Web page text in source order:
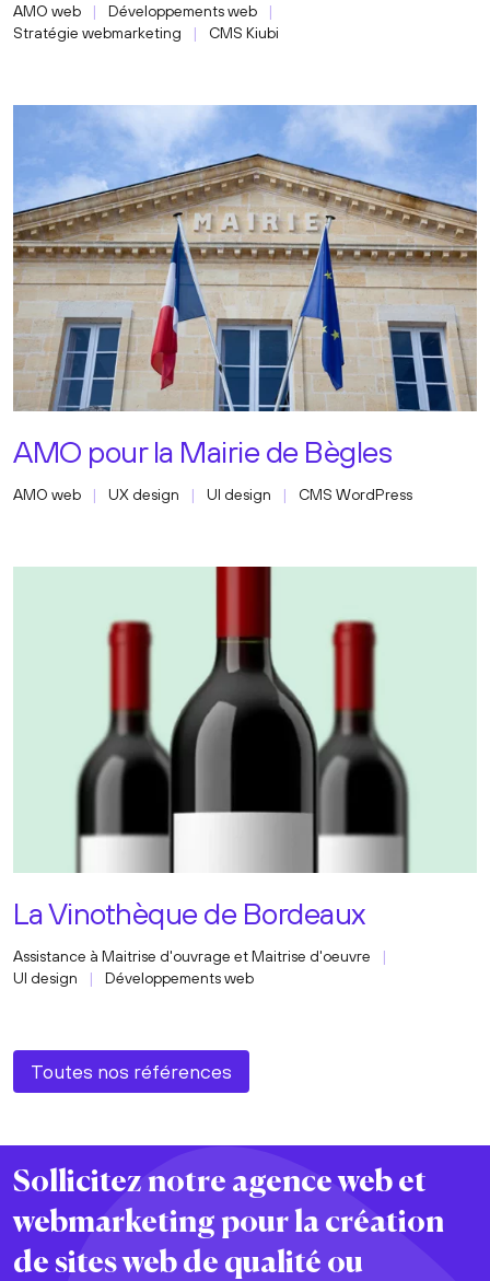
AMO web
Développements web
Stratégie webmarketing
CMS Kiubi
AMO pour la Mairie de Bègles
AMO web UX design UI design CMS WordPress
La Vinothèque de Bordeaux
Assistance à Maitrise d'ouvrage et Maitrise d'oeuvre
UI design
Développements web
Toutes nos références
Sollicitez notre agence web et
webmarketing pour la création
de sites web de qualité ou